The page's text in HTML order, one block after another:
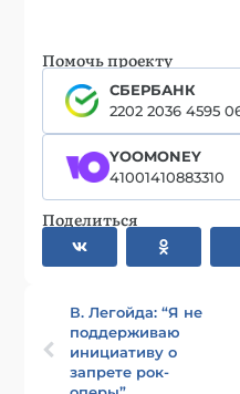
Помочь проекту
СБЕРБАНК
2202 2036 4595
YOOMONEY
41001410883310
Поделиться
В. Легойда: “Я не
поддерживаю
инициативу о
запрете рок-